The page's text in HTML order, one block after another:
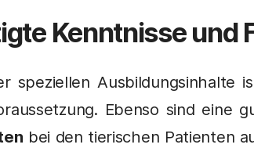
Kenntnisse und
speziellen Ausbildungsinhalte
Ebenso sind eine
bei den tierischen Patienten